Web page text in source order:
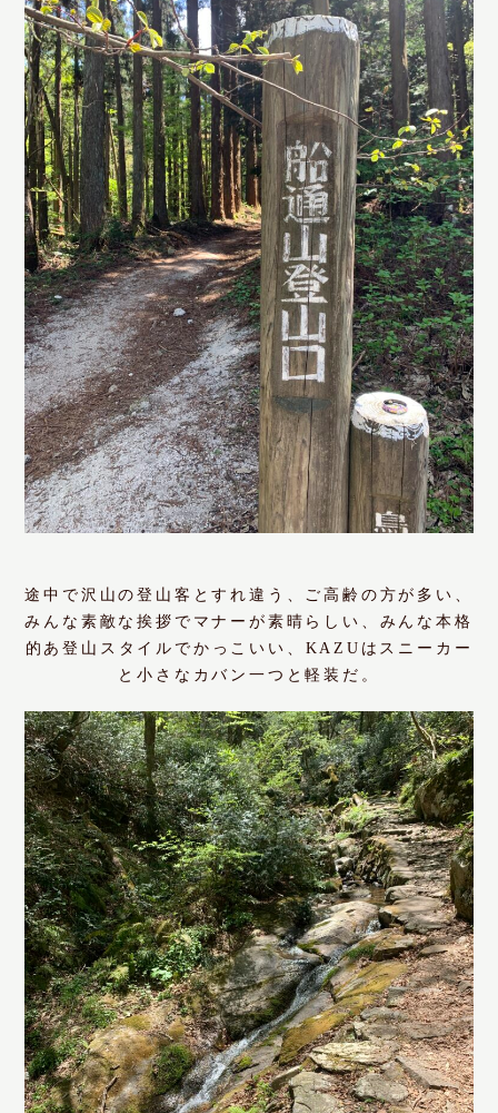
途中で沢山の登山客とすれ違う、ご高齢の方が多い、
みんな素敵な挨拶でマナーが素晴らしい、みんな本格
的あ登山スタイルでかっこいい、KAZUはスニーカー
と小さなカバン一つと軽装だ。